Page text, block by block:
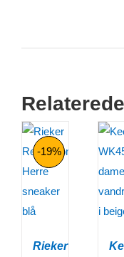
-19%
Rieker